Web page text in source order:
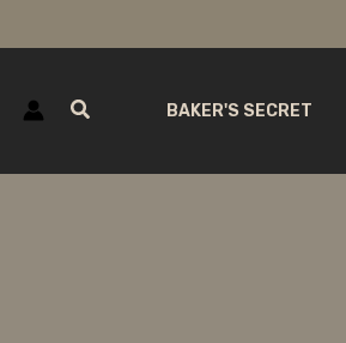
BAKER'S SECRET חיפוש